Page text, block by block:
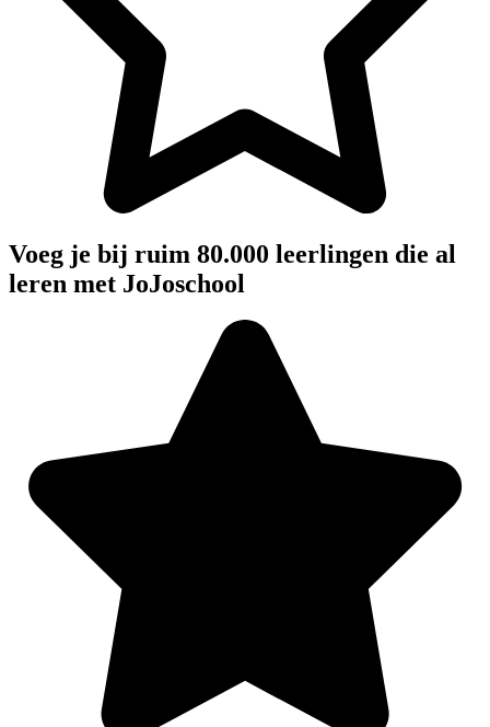
Voeg je bij ruim 80.000 leerlingen die al
leren met JoJoschool